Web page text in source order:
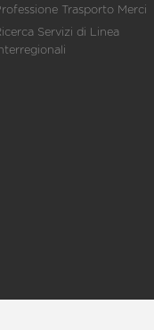
Trasporto Merci
Servizi di Linea